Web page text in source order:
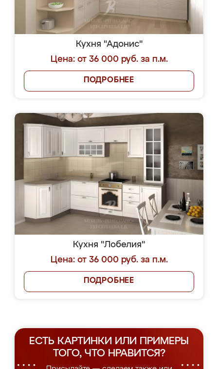
Кухня "Адонис"
Цена: от 36 000 руб. за п.м.
ПОДРОБНЕЕ
Кухня "Лобелия"
Цена: от 36 000 руб. за п.м.
ПОДРОБНЕЕ
ЕСТЬ КАРТИНКИ ИЛИ ПРИМЕРЫ
ТОГО, ЧТО НРАВИТСЯ?